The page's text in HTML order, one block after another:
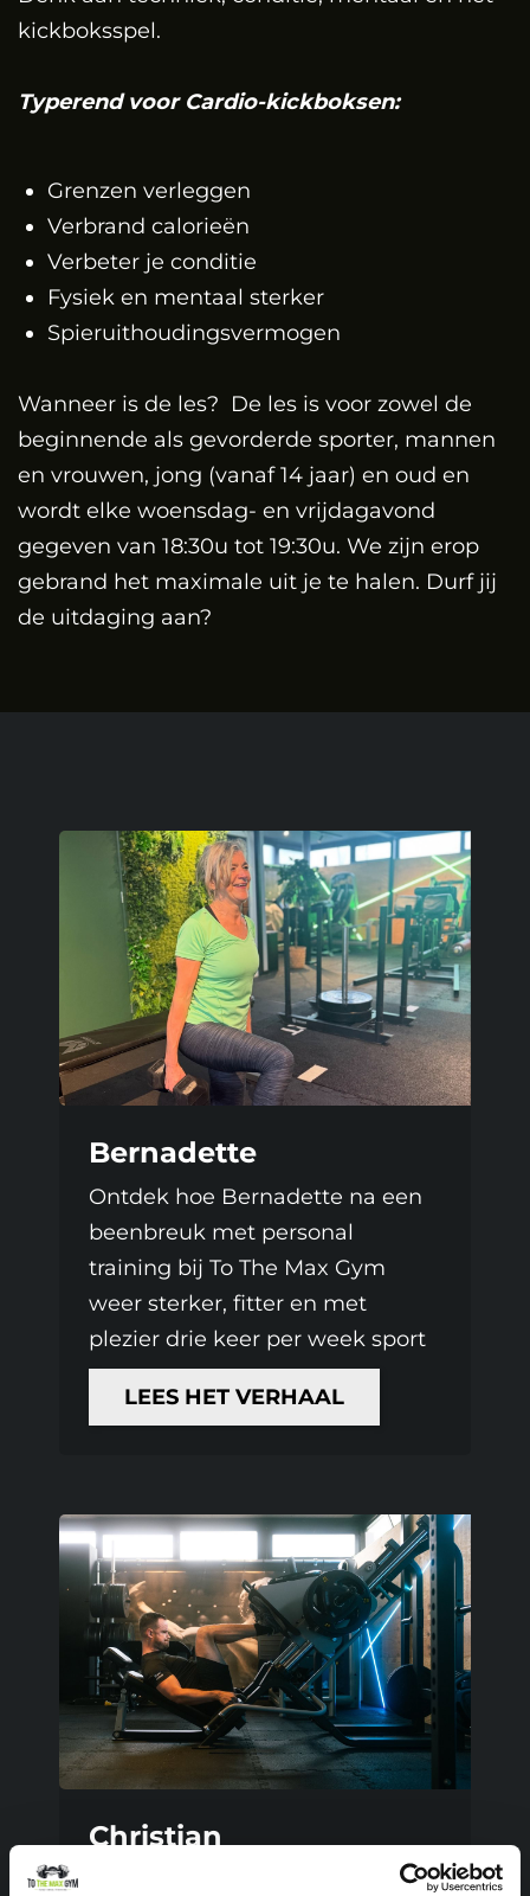
kickboksspel.
Typerend voor Cardio-kickboksen:
Grenzen verleggen
Verbrand calorieën
Verbeter je conditie
Fysiek en mentaal sterker
Spieruithoudingsvermogen
Wanneer is de les? De les is voor zowel de
beginnende als gevorderde sporter, mannen
en vrouwen, jong (vanaf 14 jaar) en oud en
wordt elke woensdag- en vrijdagavond
gegeven van 18:30u tot 19:30u. We zijn erop
gebrand het maximale uit je te halen. Durf jij
de uitdaging aan?
Bernadette
Ontdek hoe Bernadette na een
beenbreuk met personal
training bij To The Max Gym
weer sterker, fitter en met
plezier drie keer per week sport
LEES HET VERHAAL
Christian
Van feestende student naar fitte